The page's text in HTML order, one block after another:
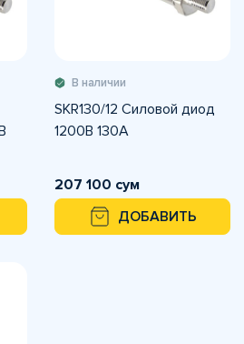
В наличии
SKR130/12 Силовой диод
1200В 130А
207 100 сум
ДОБАВИТЬ